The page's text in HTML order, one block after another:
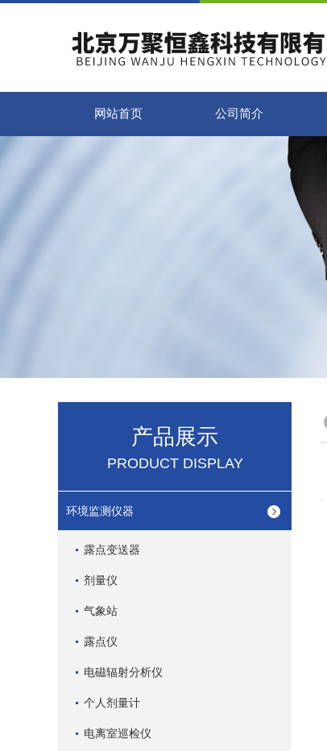
网站首页 公司简介
产品展示
PRODUCT DISPLAY
环境监测仪器
露点变送器
剂量仪
气象站
露点仪
电磁辐射分析仪
个人剂量计
电离室巡检仪